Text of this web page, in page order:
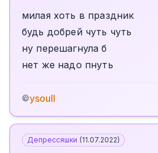
милая хоть в праздник
будь добрей чуть чуть
ну перешагнула б
нет же надо пнуть
©ysoull
Депрессяшки (11.07.2022)